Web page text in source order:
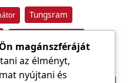
Tungsram
magánszféráját
az élményt,
nyújtani és